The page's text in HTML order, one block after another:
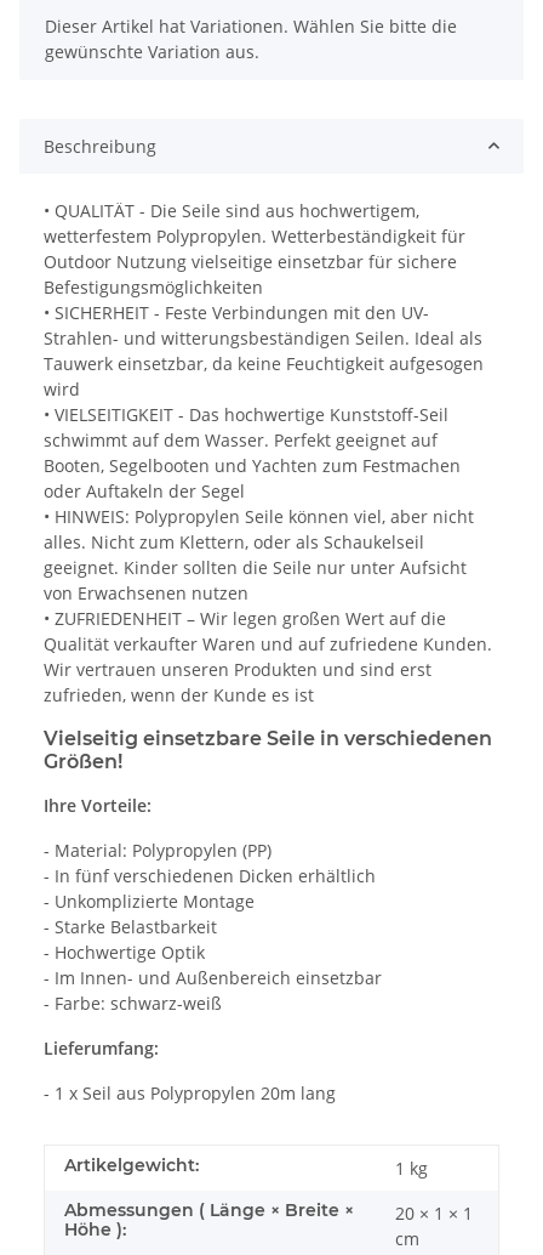
x
Dieser Artikel hat Variationen. Wählen Sie bitte die
gewünschte Variation aus.
Beschreibung
• QUALITÄT - Die Seile sind aus hochwertigem,
wetterfestem Polypropylen. Wetterbeständigkeit für
Outdoor Nutzung vielseitige einsetzbar für sichere
Befestigungsmöglichkeiten
• SICHERHEIT - Feste Verbindungen mit den UV-
Strahlen- und witterungsbeständigen Seilen. Ideal als
Tauwerk einsetzbar, da keine Feuchtigkeit aufgesogen
wird
• VIELSEITIGKEIT - Das hochwertige Kunststoff-Seil
schwimmt auf dem Wasser. Perfekt geeignet auf
Booten, Segelbooten und Yachten zum Festmachen
oder Auftakeln der Segel
• HINWEIS: Polypropylen Seile können viel, aber nicht
alles. Nicht zum Klettern, oder als Schaukelseil
geeignet. Kinder sollten die Seile nur unter Aufsicht
von Erwachsenen nutzen
• ZUFRIEDENHEIT – Wir legen großen Wert auf die
Qualität verkaufter Waren und auf zufriedene Kunden.
Wir vertrauen unseren Produkten und sind erst
zufrieden, wenn der Kunde es ist
Vielseitig einsetzbare Seile in verschiedenen
Größen!
Ihre Vorteile:
- Material: Polypropylen (PP)
- In fünf verschiedenen Dicken erhältlich
- Unkomplizierte Montage
- Starke Belastbarkeit
- Hochwertige Optik
- Im Innen- und Außenbereich einsetzbar
- Farbe: schwarz-weiß
Lieferumfang:
- 1 x Seil aus Polypropylen 20m lang
Artikelgewicht: 1 kg
Abmessungen ( Länge × Breite ×
Höhe ):
20 × 1 × 1
cm